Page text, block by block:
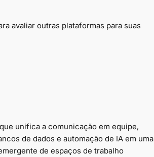
avaliar outras plataformas para suas
unifica a comunicação em equipe,
de dados e automação de IA em uma
de espaços de trabalho